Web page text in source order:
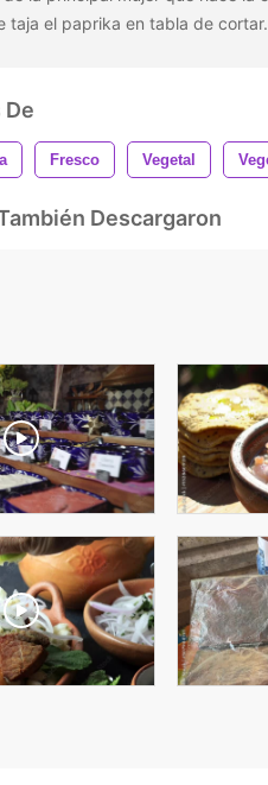
taja el paprika en tabla de cortar.
De
Fresco Vegetal
Descargaron